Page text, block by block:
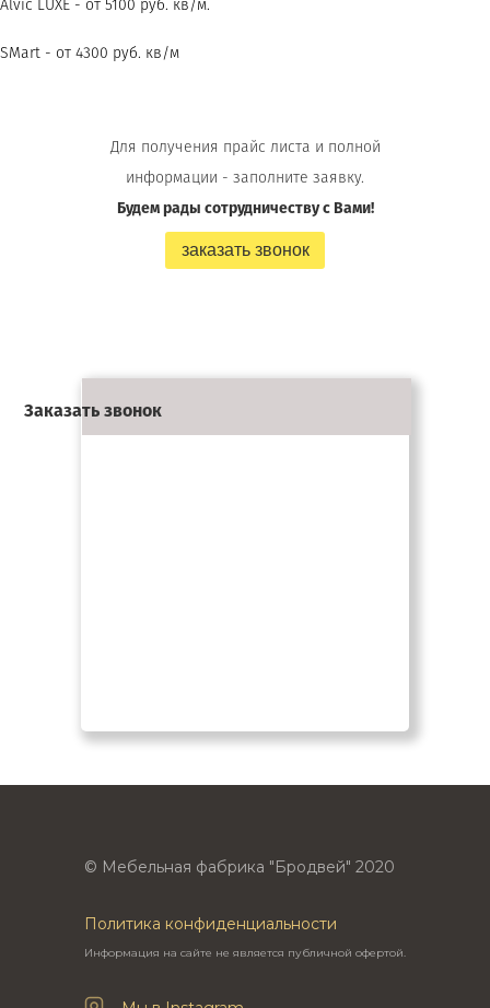
Alvic LUXE - от 5100 руб. кв/м.
SMart - от 4300 руб. кв/м
Для получения прайс листа и полной
информации - заполните заявку.
Будем рады сотрудничеству с Вами!
заказать звонок
Заказать звонок
© Мебельная фабрика "Бродвей" 2020
Политика конфиденциальности
Информация на сайте не является публичной офертой.